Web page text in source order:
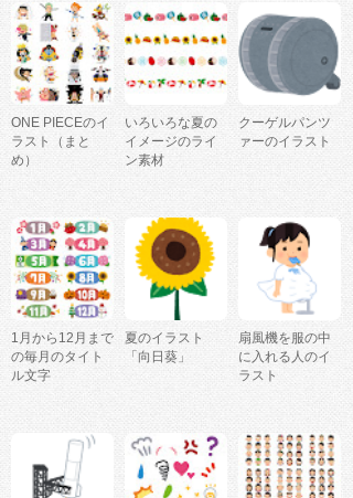
ONE PIECEのイ
ラスト（まと
め）
いろいろな夏の
イメージのライ
ン素材
クーゲルパンツ
ァーのイラスト
1月から12月まで
の毎月のタイト
ル文字
夏のイラスト
「向日葵」
扇風機を服の中
に入れる人のイ
ラスト